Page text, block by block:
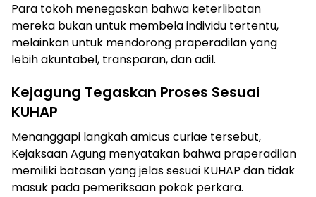
Para tokoh menegaskan bahwa keterlibatan
mereka bukan untuk membela individu tertentu,
melainkan untuk mendorong praperadilan yang
lebih akuntabel, transparan, dan adil.
Kejagung Tegaskan Proses Sesuai
KUHAP
Menanggapi langkah amicus curiae tersebut,
Kejaksaan Agung menyatakan bahwa praperadilan
memiliki batasan yang jelas sesuai KUHAP dan tidak
masuk pada pemeriksaan pokok perkara.